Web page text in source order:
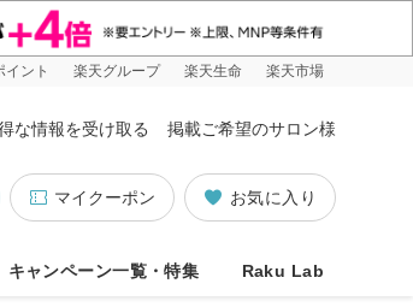
ント 楽天グループ 楽天生命 楽天市場
な情報を受け取る 掲載ご希望のサロン様
お気に入り
マイクーポン
キャンペーン一覧・特集 Raku Lab